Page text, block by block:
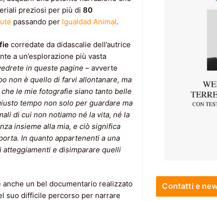
preziosi per più di 80
passando per Igualdad Animal.
corredate da didascalie dell’autrice
a un’esplorazione più vasta
in queste pagine – avverte
non è quello di farvi allontanare, ma
le mie fotografie siano tanto belle
tempo non solo per guardare ma
di cui non notiamo né la vita, né la
insieme alla mia, e ciò significa
In quanto appartenenti a una
atteggiamenti e disimparare quelli
un bel documentario realizzato
suo difficile percorso per narrare
Contatti e